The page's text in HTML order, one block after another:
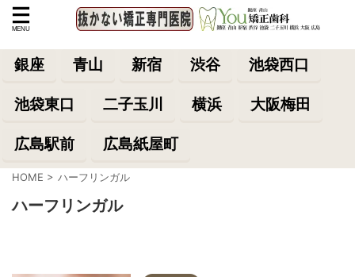
銀座 青山 新宿 渋谷 池袋西口
池袋東口 二子玉川 横浜 大阪梅田
広島駅前 広島紙屋町
HOME > ハーフリンガル
ハーフリンガル